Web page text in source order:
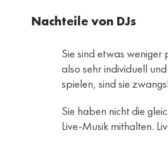
Nachteile von DJs
Sie sind etwas weniger
also sehr individuell
spielen, sind sie
Sie haben nicht die
Live-Musik mithalten.